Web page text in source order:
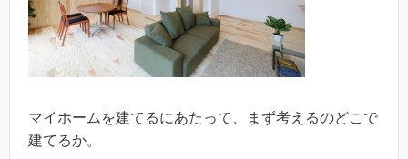
マイホームを建てるにあたって、まず考えるのどこで
建てるか。